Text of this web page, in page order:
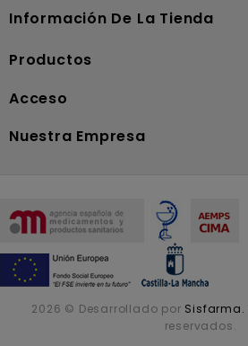
Información De La Tienda
Productos
Acceso
Nuestra Empresa
2026 © Desarrollado por Sisfarma.
reservados.